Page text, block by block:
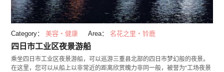
Category： 美容・健康 Area： 名花之里・铃鹿
四日市工业区夜景游船
乘坐四日市工业区夜景游船，可以巡游三重县北部的四日市梦幻般的夜景。
在这里，您可以从船上以非常近的距离欣赏魄力非同一般，被誉为“工场夜景